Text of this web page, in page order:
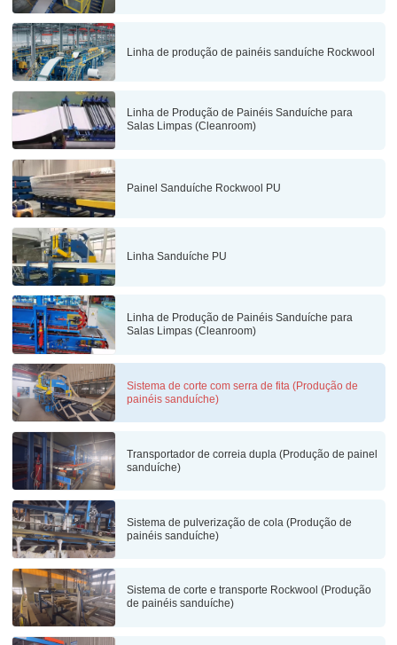
Linha de produção de painéis sanduíche Rockwool
Linha de Produção de Painéis Sanduíche para
Salas Limpas (Cleanroom)
Painel Sanduíche Rockwool PU
Linha Sanduíche PU
Linha de Produção de Painéis Sanduíche para
Salas Limpas (Cleanroom)
Sistema de corte com serra de fita (Produção de
painéis sanduíche)
Transportador de correia dupla (Produção de painel
sanduíche)
Sistema de pulverização de cola (Produção de
painéis sanduíche)
Sistema de corte e transporte Rockwool (Produção
de painéis sanduíche)